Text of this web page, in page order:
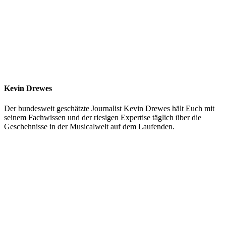
Kevin Drewes
Der bundesweit geschätzte Journalist Kevin Drewes hält Euch mit
seinem Fachwissen und der riesigen Expertise täglich über die
Geschehnisse in der Musicalwelt auf dem Laufenden.